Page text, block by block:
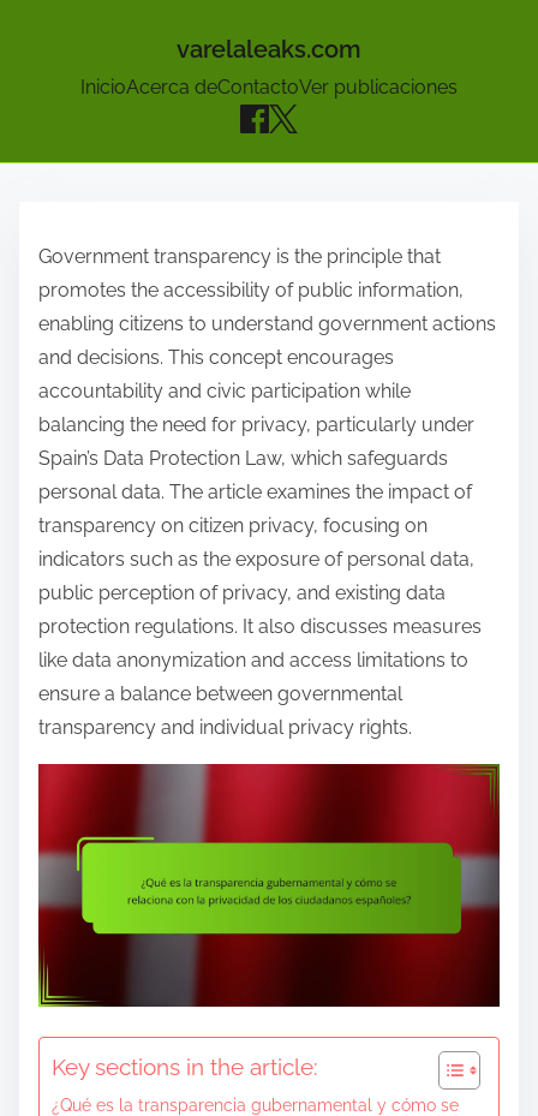
varelaleaks.com
InicioAcerca deContactoVer publicaciones
Government transparency is the principle that
promotes the accessibility of public information,
enabling citizens to understand government actions
and decisions. This concept encourages
accountability and civic participation while
balancing the need for privacy, particularly under
Spain’s Data Protection Law, which safeguards
personal data. The article examines the impact of
transparency on citizen privacy, focusing on
indicators such as the exposure of personal data,
public perception of privacy, and existing data
protection regulations. It also discusses measures
like data anonymization and access limitations to
ensure a balance between governmental
transparency and individual privacy rights.
Key sections in the article:
¿Qué es la transparencia gubernamental y cómo se